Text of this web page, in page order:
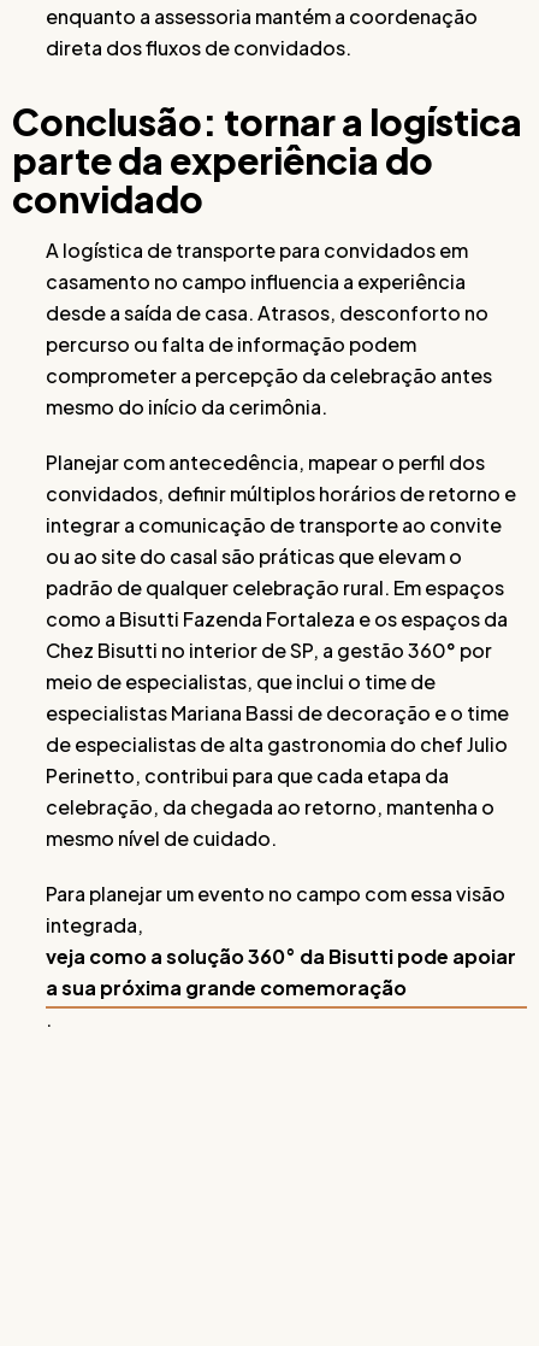
enquanto a assessoria mantém a coordenação
direta dos fluxos de convidados.
Conclusão: tornar a logística
parte da experiência do
convidado
A logística de transporte para convidados em
casamento no campo influencia a experiência
desde a saída de casa. Atrasos, desconforto no
percurso ou falta de informação podem
comprometer a percepção da celebração antes
mesmo do início da cerimônia.
Planejar com antecedência, mapear o perfil dos
convidados, definir múltiplos horários de retorno e
integrar a comunicação de transporte ao convite
ou ao site do casal são práticas que elevam o
padrão de qualquer celebração rural. Em espaços
como a Bisutti Fazenda Fortaleza e os espaços da
Chez Bisutti no interior de SP, a gestão 360° por
meio de especialistas, que inclui o time de
especialistas Mariana Bassi de decoração e o time
de especialistas de alta gastronomia do chef Julio
Perinetto, contribui para que cada etapa da
celebração, da chegada ao retorno, mantenha o
mesmo nível de cuidado.
Para planejar um evento no campo com essa visão
integrada,
veja como a solução 360° da Bisutti pode apoiar
a sua próxima grande comemoração
.